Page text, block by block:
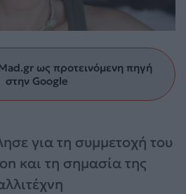
ως προτεινόμενη πηγή
στην Google
για τη συμμετοχή του
και τη σημασία της